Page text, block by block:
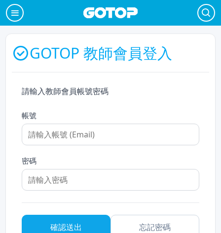
GOTOP 教師會員登入
請輸入教師會員帳號密碼
帳號
密碼
忘記密碼